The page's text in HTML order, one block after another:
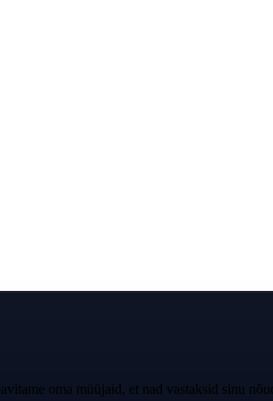
oma müüjaid, et nad vastaksid sinu